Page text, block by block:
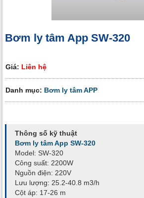
Bơm ly tâm App SW-320
Giá: Liên hệ
Danh mục: Bơm ly tâm APP
Thông số kỹ thuật
Bơm ly tâm App SW-320
Model: SW-320
Công suất: 2200W
Nguồn điện: 220V
Lưu lượng: 25.2-40.8 m3/h
Cột áp: 17-26 m